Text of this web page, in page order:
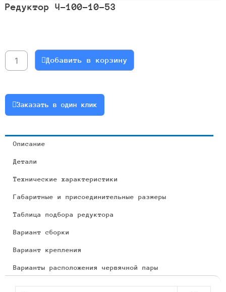
Редуктор Ч-100-10-53
Редуктор
Ч-100-
Добавить в корзину
Заказать в один клик
Описание
Детали
Технические характеристики
Габаритные и присоединительные размеры
Таблица подбора редуктора
Вариант сборки
Вариант крепления
Варианты расположения червячной пары